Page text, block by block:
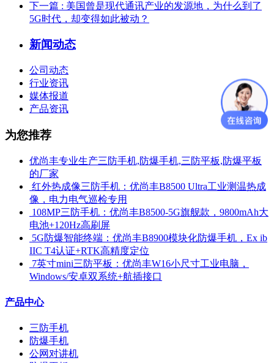
下一篇 : 美国曾是现代通讯产业的发源地，为什么到了
5G时代，却变得如此被动？
新闻动态
公司动态
行业资讯
媒体报道
产品资讯
为您推荐
优尚丰专业生产三防手机,防爆手机,三防平板,防爆平板
的厂家
​ 红外热成像三防手机：优尚丰B8500 Ultra工业测温热成
像，电力电气巡检专用
​ 108MP三防手机：优尚丰B8500-5G旗舰款，9800mAh大
电池+120Hz高刷屏
​ 5G防爆智能终端：优尚丰B8900模块化防爆手机，Ex ib
IIC T4认证+RTK高精度定位
​ 7英寸mini三防平板：优尚丰W16小尺寸工业电脑，
Windows/安卓双系统+航插接口
产品中心
三防手机
防爆手机
公网对讲机